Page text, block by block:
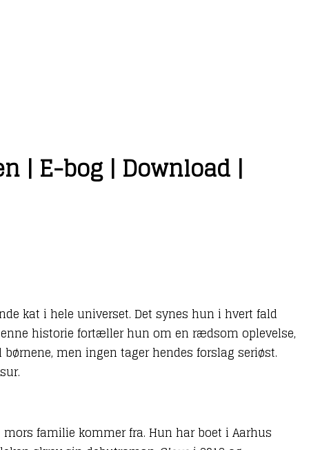
| E-bog | Download |
kat i hele universet. Det synes hun i hvert fald
historie fortæller hun om en rædsom oplevelse,
men ingen tager hendes forslag seriøst.
familie kommer fra. Hun har boet i Aarhus